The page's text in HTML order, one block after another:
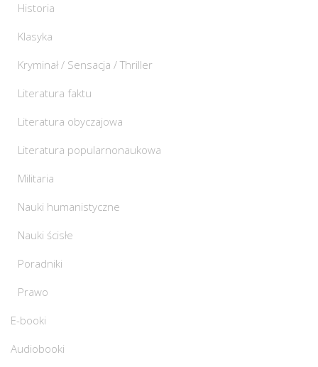
Historia
Klasyka
Kryminał / Sensacja / Thriller
Literatura faktu
Literatura obyczajowa
Literatura popularnonaukowa
Militaria
Nauki humanistyczne
Nauki ścisłe
Poradniki
Prawo
E-booki
Audiobooki